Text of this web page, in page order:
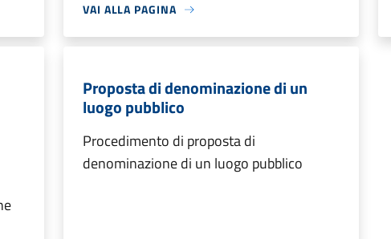
VAI ALLA PAGINA
Proposta di denominazione di un
luogo pubblico
Procedimento di proposta di
denominazione di un luogo pubblico